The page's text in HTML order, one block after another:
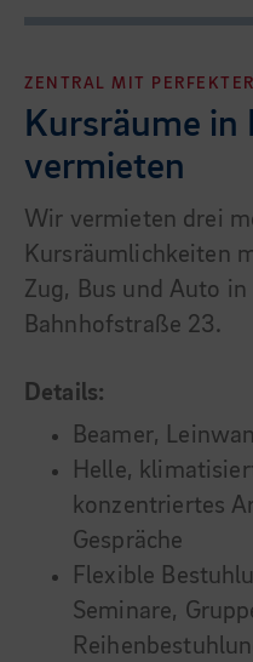
ZENTRAL MIT
Kursräume in
vermieten
Wir vermieten drei
Kursräumlichkeiten
Zug, Bus und Auto
Bahnhofstraße 23.
Details:
Beamer,
Helle,
konzentriertes
Gespräche
Flexible
Seminare,